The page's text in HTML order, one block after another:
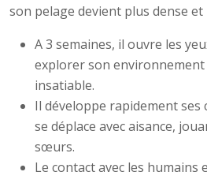
son pelage devient plus dense
A 3 semaines, il ouvre les
explorer son environnement
insatiable.
Il développe rapidement ses
se déplace avec aisance,
sœurs.
Le contact avec les humains